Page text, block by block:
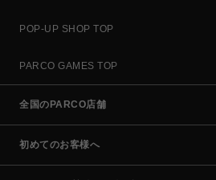
POP-UP SHOP TOP
PARCO GAMES TOP
全国のPARCO店舗
初めてのお客様へ